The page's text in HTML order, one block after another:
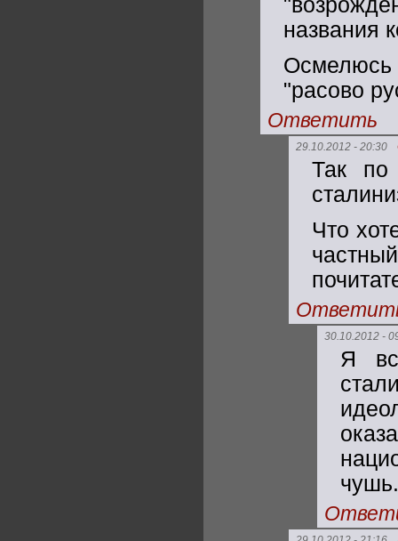
названия
"расово
Ответить
29.10.2012 - 20:30
Так
Что
30.10.2012 -
Я
чушь.